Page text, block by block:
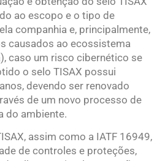
ao escopo e o tipo de
companhia e, principalmente,
causados ao ecossistema
caso um risco cibernético se
o selo TISAX possui
devendo ser renovado
de um novo processo de
do ambiente.
assim como a IATF 16949,
de controles e proteções,